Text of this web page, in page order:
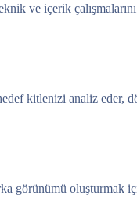
ve içerik
kitlenizi analiz eder,
oluşturmak